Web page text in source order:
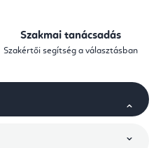
Szakmai tanácsadás
Szakértői segítség a választásban